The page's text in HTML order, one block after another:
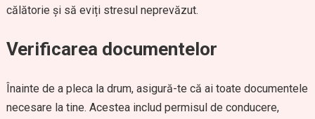
călătorie și să eviți stresul neprevăzut.
Verificarea documentelor
Înainte de a pleca la drum, asigură-te că ai toate documentele
necesare la tine. Acestea includ permisul de conducere,